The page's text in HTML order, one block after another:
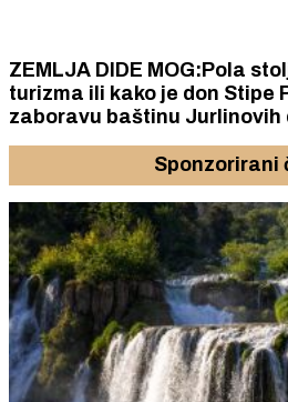
ZEMLJA DIDE MOG:Pola
turizma ili kako je don Stipe Perkov oteo
zaboravu baštinu Jurlinovih
Sponzorirani